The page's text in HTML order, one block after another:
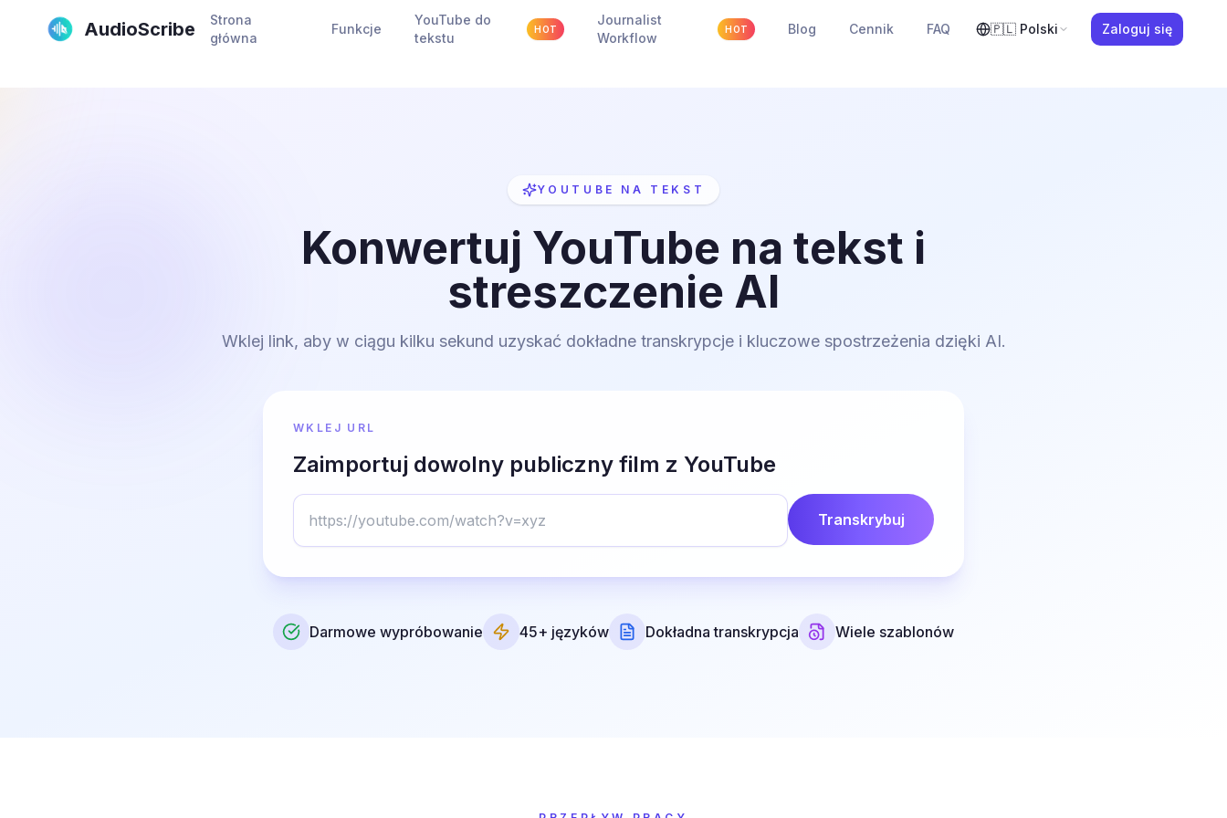
AudioScribe
Strona
główna
Funkcje
YouTube do
tekstu
HOT
Journalist
Workflow
HOT Blog Cennik FAQ 🇵🇱 Polski Zaloguj się
YOUTUBE NA TEKST
Konwertuj YouTube na tekst i
streszczenie AI
Wklej link, aby w ciągu kilku sekund uzyskać dokładne transkrypcje i kluczowe spostrzeżenia dzięki AI.
WKLEJ URL
Zaimportuj dowolny publiczny film z YouTube
Transkrybuj
Darmowe wypróbowanie 45+ języków Dokładna transkrypcja Wiele szablonów